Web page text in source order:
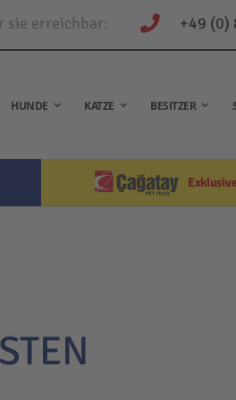
sie erreichbar: +49 (0)
HUNDE KATZE BESITZER